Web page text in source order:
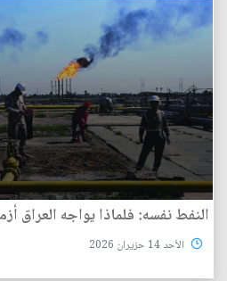
النفط نفسه: فلماذا يواجه العراق
الأحد 14 حزيران 2026